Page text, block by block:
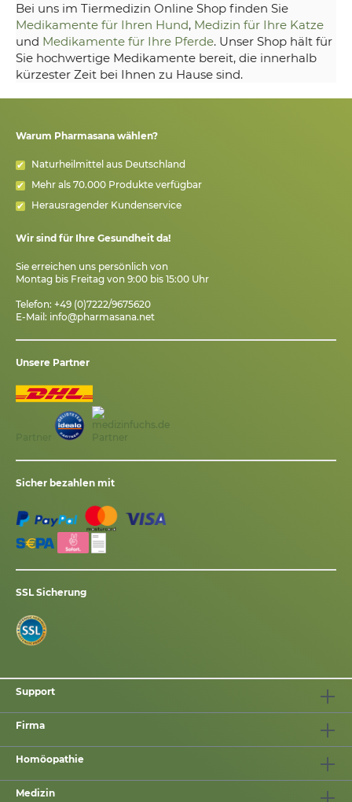
Bei uns im Tiermedizin Online Shop finden Sie
Medikamente für Ihren Hund, Medizin für Ihre Katze
und Medikamente für Ihre Pferde. Unser Shop hält für
Sie hochwertige Medikamente bereit, die innerhalb
kürzester Zeit bei Ihnen zu Hause sind.
Warum Pharmasana wählen?
Naturheilmittel aus Deutschland
Mehr als 70.000 Produkte verfügbar
Herausragender Kundenservice
Wir sind für Ihre Gesundheit da!
Sie erreichen uns persönlich von
Montag bis Freitag von 9:00 bis 15:00 Uhr
Telefon: +49 (0)7222/9675620
E-Mail: info@pharmasana.net
Unsere Partner
Sicher bezahlen mit
SSL Sicherung
Support
Firma
Homöopathie
Medizin